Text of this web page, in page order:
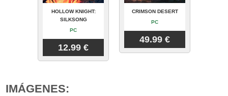
HOLLOW KNIGHT:
SILKSONG
PC
12.99 €
CRIMSON DESERT
PC
49.99 €
IMÁGENES: